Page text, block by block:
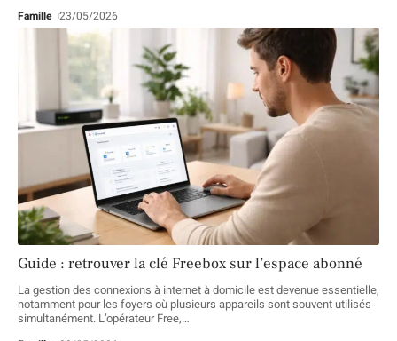
Famille 23/05/2026
Guide : retrouver la clé Freebox sur l’espace abonné
La gestion des connexions à internet à domicile est devenue essentielle,
notamment pour les foyers où plusieurs appareils sont souvent utilisés
simultanément. L’opérateur Free,…